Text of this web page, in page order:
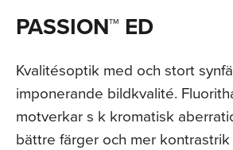
PASSION™ ED
Kvalitésoptik med och stort
imponerande bildkvalité.
motverkar s k kromatisk
bättre färger och mer